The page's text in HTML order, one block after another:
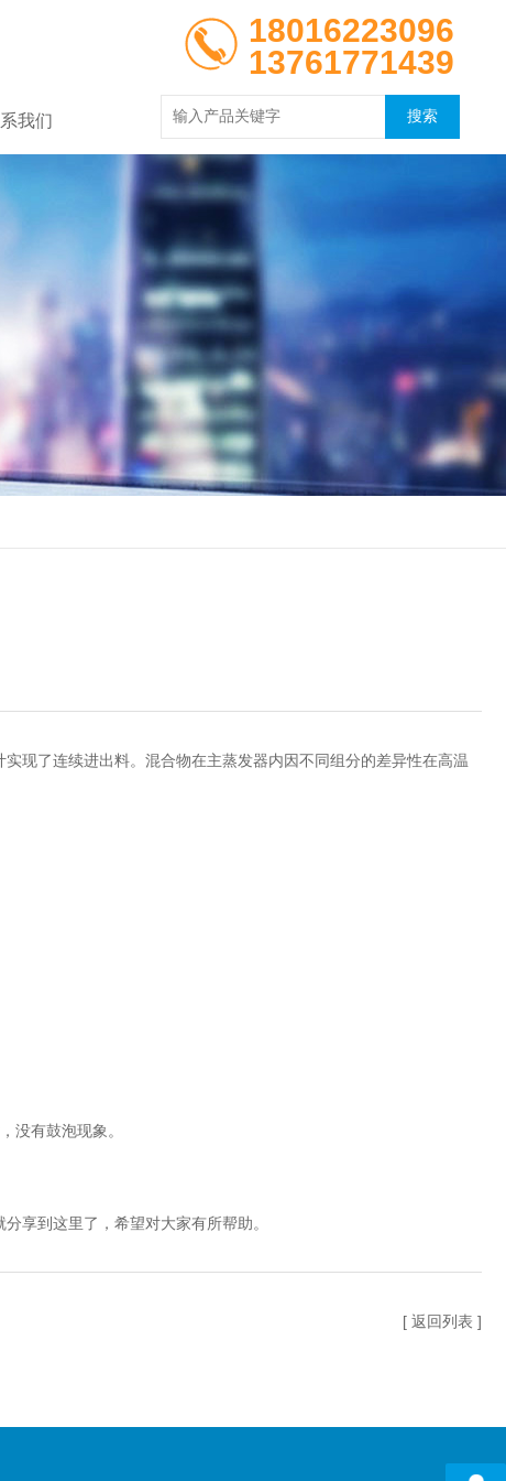
18016223096
13761771439
我们
现了连续进出料。混合物在主蒸发器内因不同组分的差异性在高温
没有鼓泡现象。
享到这里了，希望对大家有所帮助。
[ 返回列表 ]